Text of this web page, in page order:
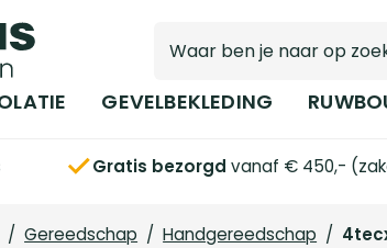
GEVELBEKLEDING
Gratis bezorgd vanaf € 450,-
/ Gereedschap / Handgereedschap /